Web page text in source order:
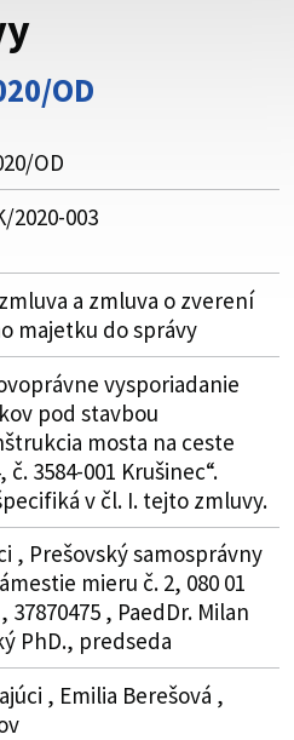
že zdieľate informácie iba
Zabezpečená stránka
domény webového sídla.
OD
OD
2020-003
a zmluva o zverení
majetku do správy
vysporiadanie
pod stavbou
mosta na ceste
č. 3584-001 Krušinec“.
v čl. I. tejto zmluvy.
, Prešovský samosprávny
mieru č. 2, 080 01
37870475 , PaedDr. Milan
PhD., predseda
, Emilia Berešová ,